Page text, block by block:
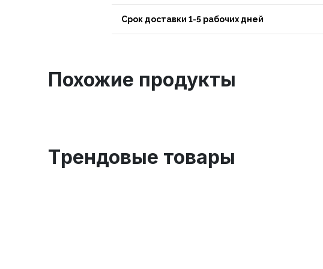
Срок доставки 1-5 рабочих дней
Похожие продукты
Tрендовые товары